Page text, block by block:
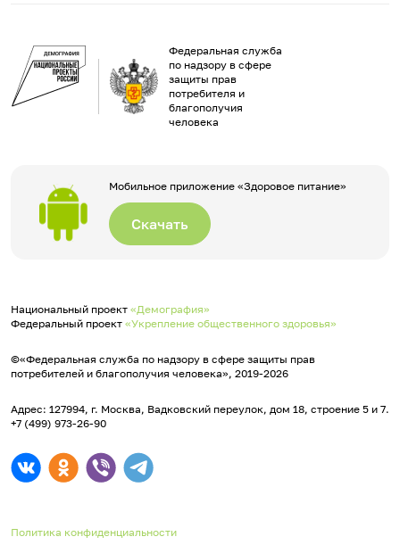
Федеральная служба
по надзору в сфере
защиты прав
потребителя и
благополучия
человека
Мобильное приложение «Здоровое питание»
Скачать
Национальный проект «Демография»
Федеральный проект «Укрепление общественного здоровья»
©«Федеральная служба по надзору в сфере защиты прав
потребителей и благополучия человека», 2019-2026
Адрес: 127994, г. Москва, Вадковский переулок, дом 18, строение 5 и 7.
+7 (499) 973-26-90
Политика конфиденциальности